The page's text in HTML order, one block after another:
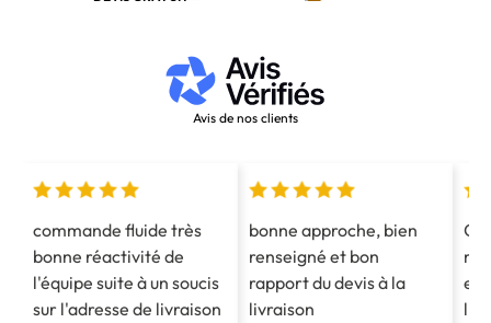
Avis de nos clients
commande fluide très
bonne réactivité de
l'équipe suite à un soucis
sur l'adresse de livraison
bonne approche, bien
renseigné et bon
rapport du devis à la
livraison
est